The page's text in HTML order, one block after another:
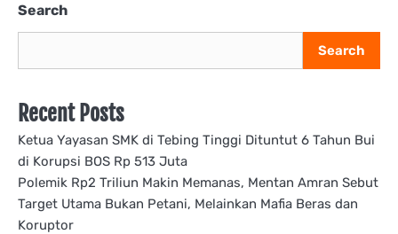
Search
Search
Recent Posts
Ketua Yayasan SMK di Tebing Tinggi Dituntut 6 Tahun Bui
di Korupsi BOS Rp 513 Juta
Polemik Rp2 Triliun Makin Memanas, Mentan Amran Sebut
Target Utama Bukan Petani, Melainkan Mafia Beras dan
Koruptor